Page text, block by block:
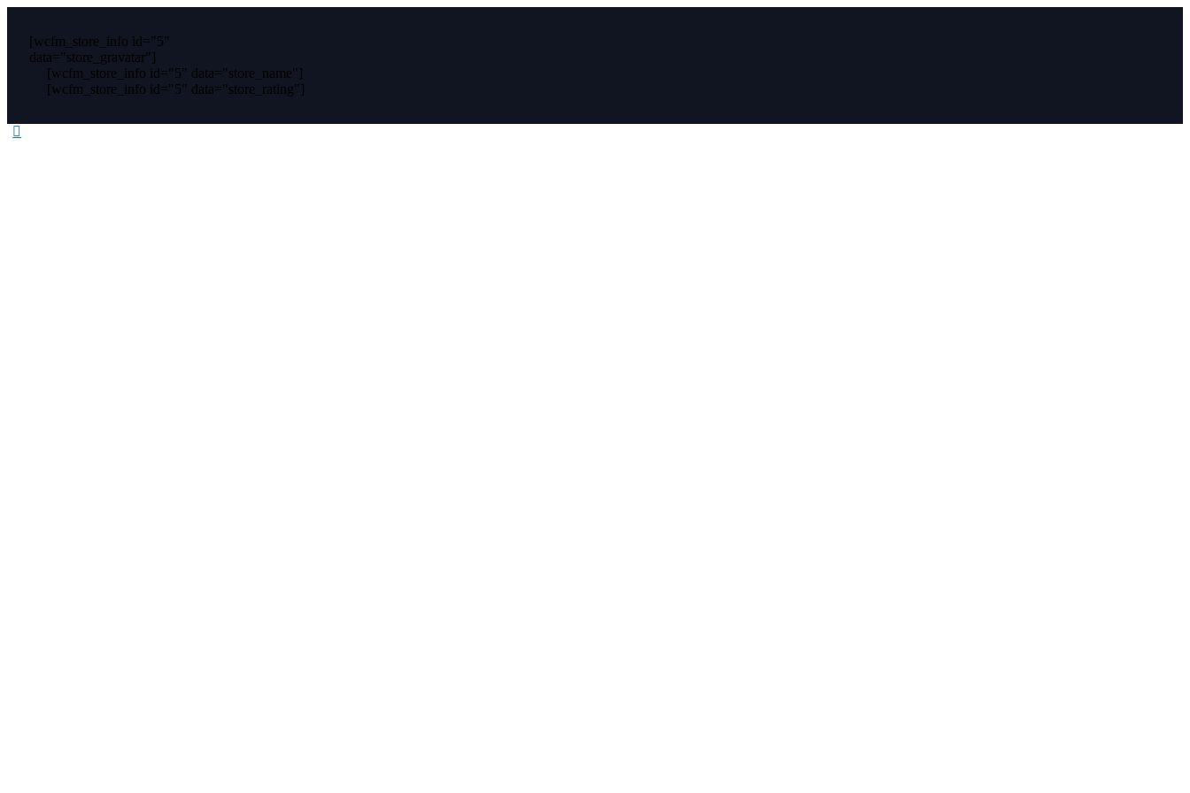
[wcfm_store_info id="5"
data="store_gravatar"]
[wcfm_store_info id="5" data="store_name"]
[wcfm_store_info id="5" data="store_rating"]